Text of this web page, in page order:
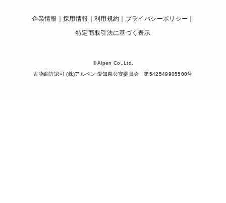
企業情報 採用情報 利用規約
プライバシーポリシー
特定商取引法に基づく表示
© Alpen Co.,Ltd.
古物商許認可 (株)アルペン 愛知県公安委員会 第542549905500号